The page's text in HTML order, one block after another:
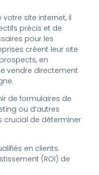
site internet, il
précis et de
pour les
créent leur site
en
vendre directement
de formulaires de
ou d’autres
crucial de déterminer
en clients.
(ROI) de